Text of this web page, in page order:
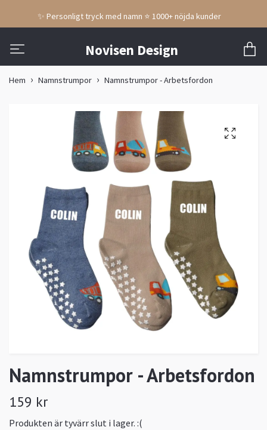
✨ Personligt tryck med namn ⭐ 1000+ nöjda kunder
Novisen Design
Hem Namnstrumpor Namnstrumpor - Arbetsfordon
Namnstrumpor - Arbetsfordon
159 kr
Produkten är tyvärr slut i lager. :(